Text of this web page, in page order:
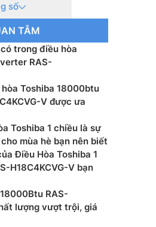
số
TÂM
trong điều hòa
RAS-
Toshiba 18000btu
V được ưa
Toshiba 1 chiều là sự
mùa hè bạn nên biết
Điều Hòa Toshiba 1
H18C4KCVG-V bạn
RAS-
lượng vượt trội, giá